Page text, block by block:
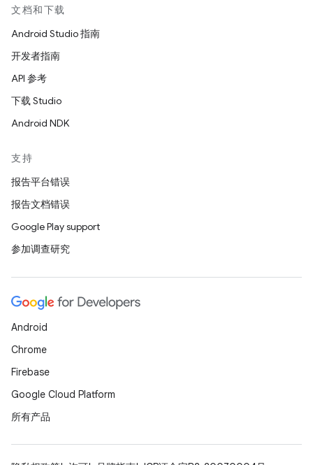
文档和下载
Android Studio 指南
开发者指南
API 参考
下载 Studio
Android NDK
支持
报告平台错误
报告文档错误
Google Play support
参加调查研究
Android
Chrome
Firebase
Google Cloud Platform
所有产品